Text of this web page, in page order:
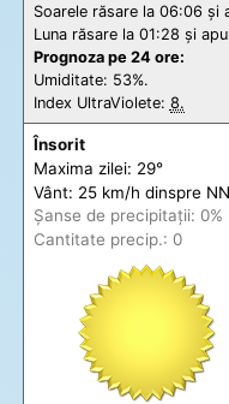
Soarele răsare la 06:06 și
Luna răsare la 01:28 și
Prognoza pe 24 ore:
Umiditate: 53%.
Index UltraViolete: 8.
Însorit
Maxima zilei: 29°
Vânt: 25 km/h dinspre
Șanse de precipitații: 0%
Cantitate precip.: 0